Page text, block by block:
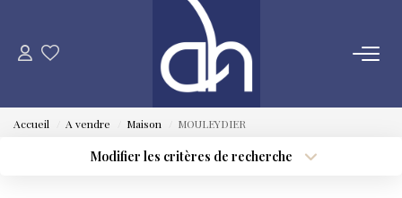
VENTE
Accueil A vendre Maison MOULEYDIER
Modifier les critères de recherche